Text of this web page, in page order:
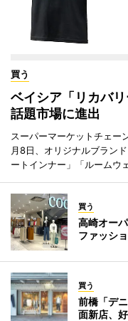
買う
ベイシア「リカバ
話題市場に進出
スーパーマーケットチェー
月8日、オリジナルブラン
ートインナー」「ルームウ
買う
高崎オー
ファッシ
買う
前橋「デ
面新店、